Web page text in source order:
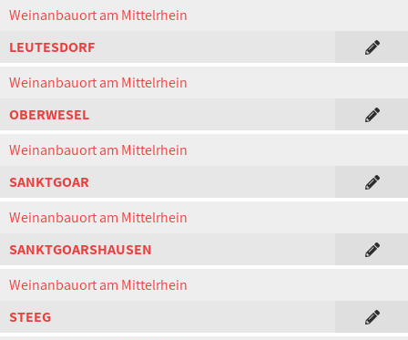
Weinanbauort am Mittelrhein
LEUTESDORF
Weinanbauort am Mittelrhein
OBERWESEL
Weinanbauort am Mittelrhein
SANKTGOAR
Weinanbauort am Mittelrhein
SANKTGOARSHAUSEN
Weinanbauort am Mittelrhein
STEEG